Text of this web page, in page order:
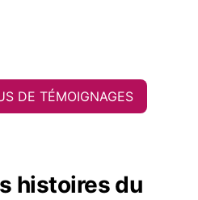
DE TÉMOIGNAGES
histoires du